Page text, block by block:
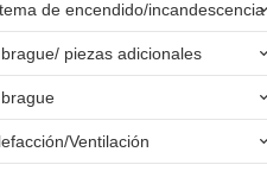
de encendido/incandescencia
piezas adicionales
Ventilación